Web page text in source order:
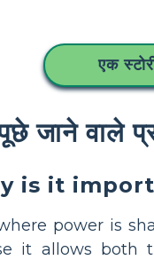
एक
जाने वाले
is it
power is
it allows both